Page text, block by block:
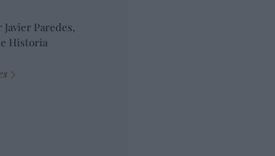
Javier Paredes,
Historia